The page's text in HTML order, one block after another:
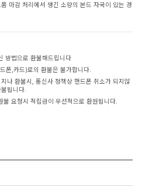
마감 처리에서 생긴 소량의 본드 자국이 있는 경
방법으로 환불해드립니다
폰,카드)로의 환불은 불가합니다.
나 환불시, 통신사 정책상 핸드폰 취소가 되지않
됩니다.
요청시 적립금이 우선적으로 환원됩니다.